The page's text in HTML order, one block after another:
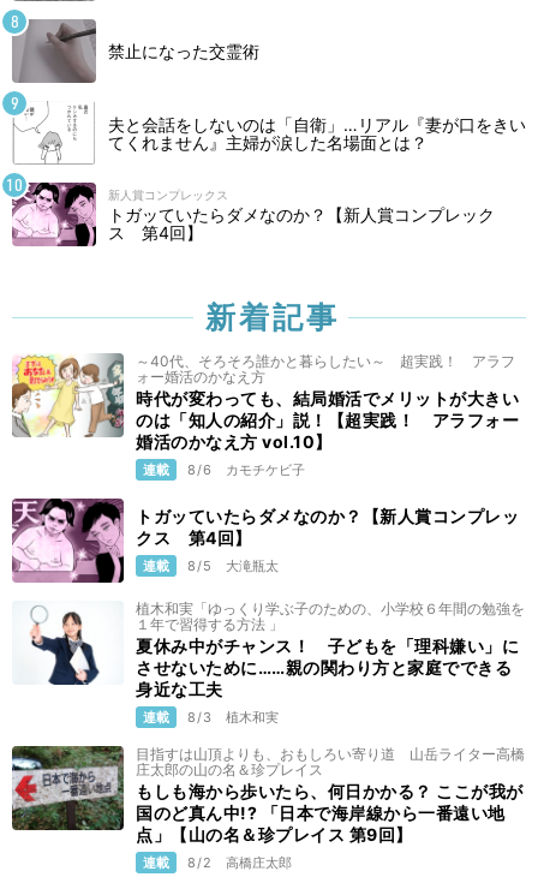
禁止になった交霊術
夫と会話をしないのは「自衛」…リアル『妻が口をきい
てくれません』主婦が涙した名場面とは？
新人賞コンプレックス
トガッていたらダメなのか？【新人賞コンプレック
ス 第4回】
新着記事
～40代、そろそろ誰かと暮らしたい～ 超実践！ アラフ
ォー婚活のかなえ方
時代が変わっても、結局婚活でメリットが大きい
のは「知人の紹介」説！【超実践！ アラフォー
婚活のかなえ方 vol.10】
連載 8/6 カモチケビ子
トガッていたらダメなのか？【新人賞コンプレッ
クス 第4回】
連載 8/5 大滝瓶太
植木和実「ゆっくり学ぶ子のための、小学校６年間の勉強を
１年で習得する方法 」
夏休み中がチャンス！ 子どもを「理科嫌い」に
させないために……親の関わり方と家庭でできる
身近な工夫
連載 8/3 植木和実
目指すは山頂よりも、おもしろい寄り道 山岳ライター高橋
庄太郎の山の名＆珍プレイス
もしも海から歩いたら、何日かかる？ ここが我が
国のど真ん中!? 「日本で海岸線から一番遠い地
点」【山の名＆珍プレイス 第9回】
連載 8/2 高橋庄太郎